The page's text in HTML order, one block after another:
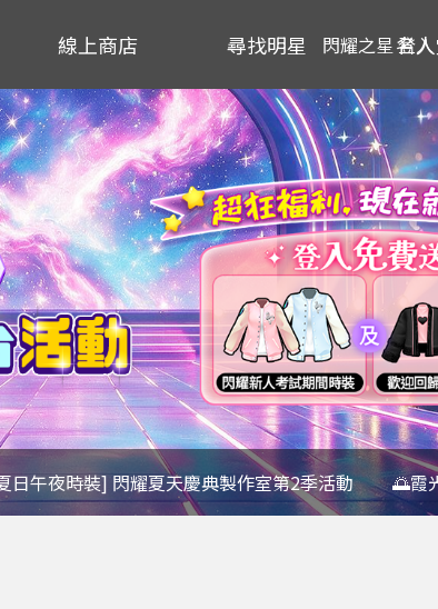
線上商店 尋找明星 名
閃耀之星 登入
日午夜時裝] 閃耀夏天慶典製作室第2季活動 🌅霞